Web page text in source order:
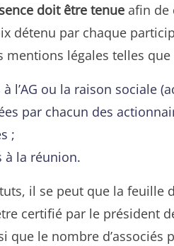
doit être tenue afin de
détenu par chaque
mentions légales telles que
l’AG ou la raison sociale
par chacun des
;
à la réunion.
il se peut que la
certifié par le président
le nombre